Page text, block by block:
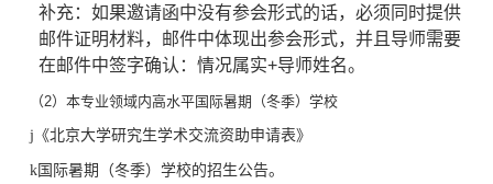
补充：如果邀请函中没有参会形式的话，必须同时提供
邮件证明材料，邮件中体现出参会形式，并且导师需要
在邮件中签字确认：情况属实+导师姓名。
（2）本专业领域内高水平国际暑期（冬季）学校
j 《北京大学研究生学术交流资助申请表》
k国际暑期（冬季）学校的招生公告。